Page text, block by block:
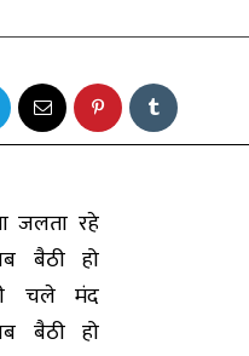
जलता रहे
बैठी हो
चले मंद
बैठी हो